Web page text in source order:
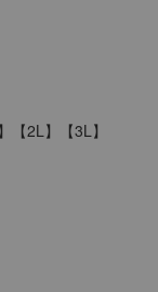
【2L】【3L】